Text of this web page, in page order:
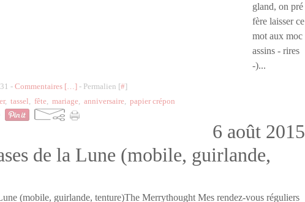
gland, on pré
fère laisser ce
mot aux moc
assins - rires
-)...
- Commentaires […] - Permalien [#]
, tassel, fête, mariage, anniversaire, papier crépon
6 août 2015
de la Lune (mobile, guirlande,
The Merrythought Mes rendez-vous réguliers